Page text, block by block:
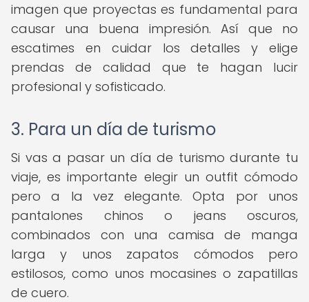
imagen que proyectas es fundamental para
causar una buena impresión. Así que no
escatimes en cuidar los detalles y elige
prendas de calidad que te hagan lucir
profesional y sofisticado.
3. Para un día de turismo
Si vas a pasar un día de turismo durante tu
viaje, es importante elegir un outfit cómodo
pero a la vez elegante. Opta por unos
pantalones chinos o jeans oscuros,
combinados con una camisa de manga
larga y unos zapatos cómodos pero
estilosos, como unos mocasines o zapatillas
de cuero.